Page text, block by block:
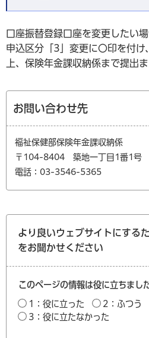
口座振替登録口座を変更したい
申込区分「3」変更に〇印を付け
上、保険年金課収納係まで提出
お問い合わせ先
福祉保健部保険年金課収納係
〒104-8404 築地一丁目1番1号
電話：03-3546-5365
より良いウェブサイトにする
をお聞かせください
このページの情報は役に立ちまし
1：役に立った
2：ふつう
3：役に立たなかった